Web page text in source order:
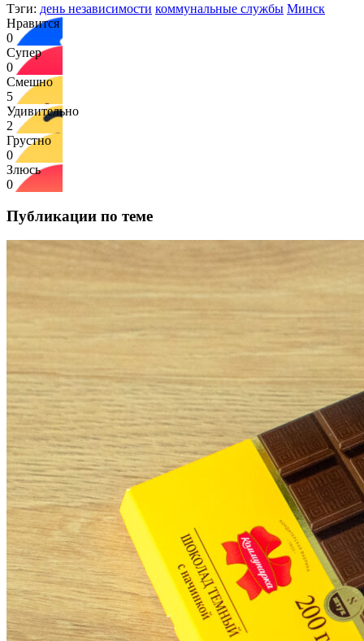
Тэги: день независимости коммунальные службы Минск
Нравится
0
Супер
0
Смешно
5
Удивительно
2
Грустно
0
Злюсь
0
Публикации по теме